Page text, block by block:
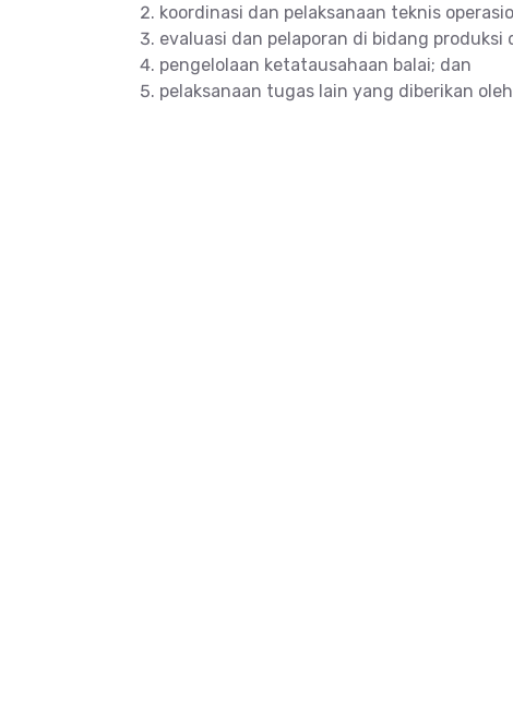
koordinasi dan pelaksanaan teknis
evaluasi dan pelaporan di bidang
pengelolaan ketatausahaan balai; dan
pelaksanaan tugas lain yang diberikan